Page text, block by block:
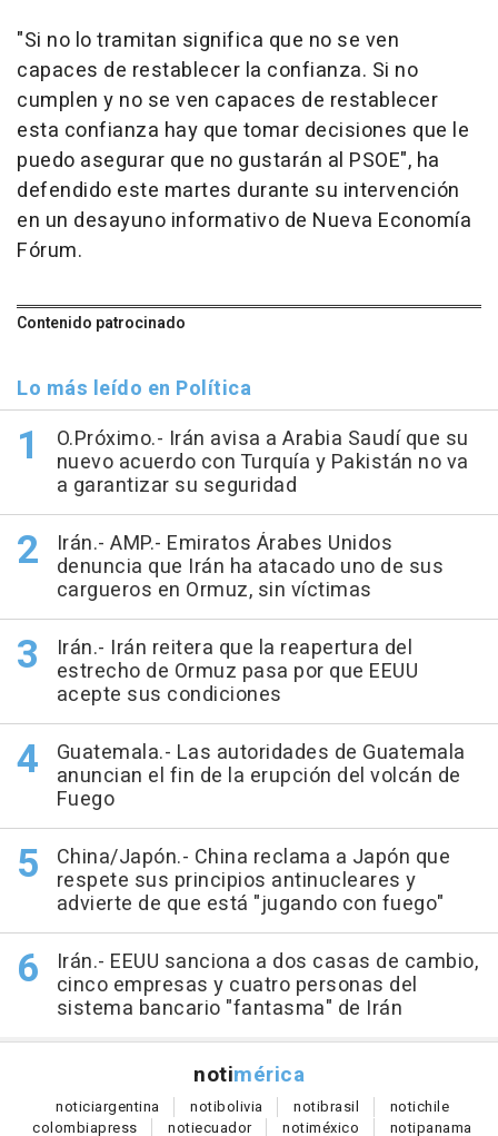
"Si no lo tramitan significa que no se ven
capaces de restablecer la confianza. Si no
cumplen y no se ven capaces de restablecer
esta confianza hay que tomar decisiones que le
puedo asegurar que no gustarán al PSOE", ha
defendido este martes durante su intervención
en un desayuno informativo de Nueva Economía
Fórum.
Contenido patrocinado
Lo más leído en Política
O.Próximo.- Irán avisa a Arabia Saudí que su
nuevo acuerdo con Turquía y Pakistán no va
a garantizar su seguridad
Irán.- AMP.- Emiratos Árabes Unidos
denuncia que Irán ha atacado uno de sus
cargueros en Ormuz, sin víctimas
Irán.- Irán reitera que la reapertura del
estrecho de Ormuz pasa por que EEUU
acepte sus condiciones
Guatemala.- Las autoridades de Guatemala
anuncian el fin de la erupción del volcán de
Fuego
China/Japón.- China reclama a Japón que
respete sus principios antinucleares y
advierte de que está "jugando con fuego"
Irán.- EEUU sanciona a dos casas de cambio,
cinco empresas y cuatro personas del
sistema bancario "fantasma" de Irán
notimérica
noticiargentina notibolivia notibrasil notichile
colombiapress notiecuador notiméxico notipanama